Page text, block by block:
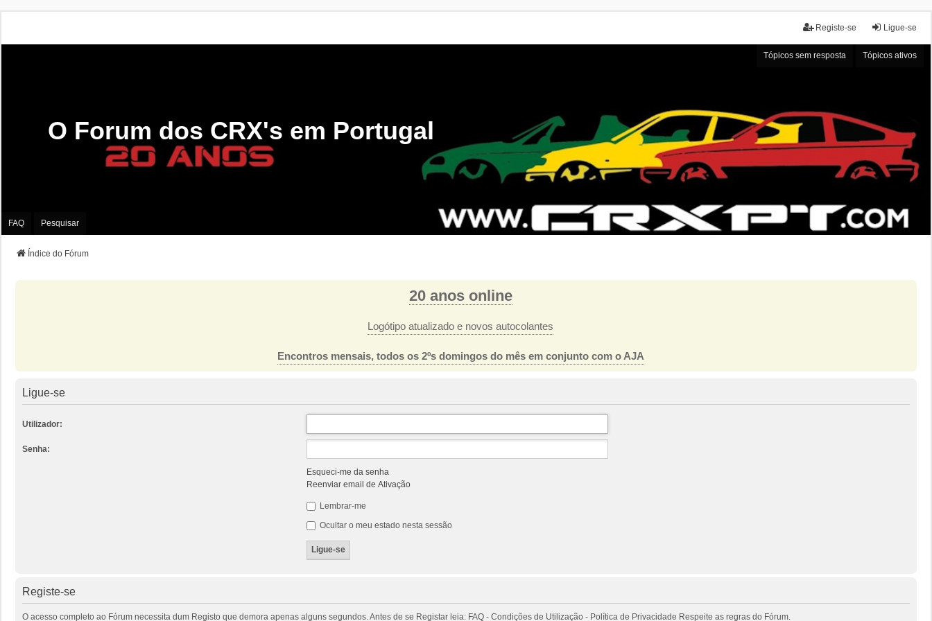
Ligue-se
Registe-se
Tópicos sem resposta Tópicos ativos
O Forum dos CRX's em Portugal
FAQ Pesquisar
Índice do Fórum
20 anos online
Logótipo atualizado e novos autocolantes
Encontros mensais, todos os 2ºs domingos do mês em conjunto com o AJA
Ligue-se
Utilizador:
Senha:
Esqueci-me da senha
Reenviar email de Ativação
Lembrar-me
Ocultar o meu estado nesta sessão
Registe-se
O acesso completo ao Fórum necessita dum Registo que demora apenas alguns segundos. Antes de se Registar leia: FAQ - Condições de Utilização - Política de Privacidade Respeite as regras do Fórum.